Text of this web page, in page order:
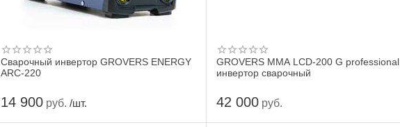
Сварочный инвертор GROVERS ENERGY
ARC-220
14 900 руб. /шт.
GROVERS MMA LCD-200 G professional
инвертор сварочный
42 000 руб.